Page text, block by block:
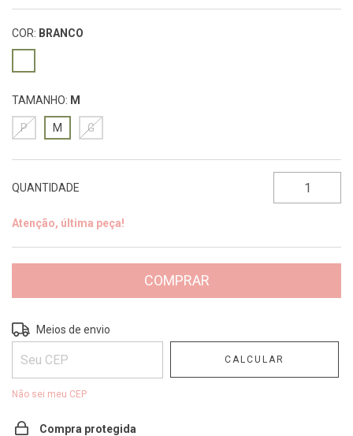
COR: BRANCO
TAMANHO: M
P M G
QUANTIDADE
Atenção, última peça!
Entregas para o CEP:
Meios de envio
CALCULAR
Não sei meu CEP
Compra protegida